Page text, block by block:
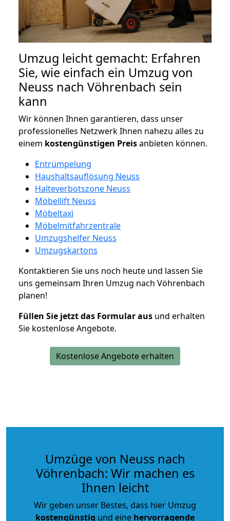
Umzug leicht gemacht: Erfahren
Sie, wie einfach ein Umzug von
Neuss nach Vöhrenbach sein
kann
Wir können Ihnen garantieren, dass unser
professionelles Netzwerk Ihnen nahezu alles zu
einem kostengünstigen Preisanbieten können.
Entrümpelung
Haushaltsauflösung Neuss
Halteverbotszone Neuss
Möbellift Neuss
Möbeltaxi
Möbelmitfahrzentrale
Umzugshelfer Neuss
Umzugskartons
Kontaktieren Sie uns noch heute und lassen Sie
uns gemeinsam Ihren Umzug nach Vöhrenbach
planen!
Füllen Sie jetzt das Formular aus und erhalten
Sie kostenlose Angebote.
Kostenlose Angebote erhalten
Umzüge von Neuss nach
Vöhrenbach: Wir machen es
Ihnen leicht
Wir geben unser Bestes, dass hier Umzug
kostengünstig und eine hervorragende